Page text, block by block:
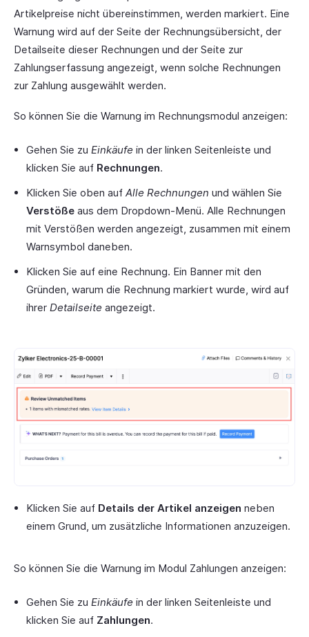
Artikelpreise nicht übereinstimmen, werden markiert. Eine
Warnung wird auf der Seite der Rechnungsübersicht, der
Detailseite dieser Rechnungen und der Seite zur
Zahlungserfassung angezeigt, wenn solche Rechnungen
zur Zahlung ausgewählt werden.
So können Sie die Warnung im Rechnungsmodul anzeigen:
Gehen Sie zu Einkäufe in der linken Seitenleiste und
klicken Sie auf Rechnungen.
Klicken Sie oben auf Alle Rechnungen und wählen Sie
Verstöße aus dem Dropdown-Menü. Alle Rechnungen
mit Verstößen werden angezeigt, zusammen mit einem
Warnsymbol daneben.
Klicken Sie auf eine Rechnung. Ein Banner mit den
Gründen, warum die Rechnung markiert wurde, wird auf
ihrer Detailseite angezeigt.
Klicken Sie auf Details der Artikel anzeigen neben
einem Grund, um zusätzliche Informationen anzuzeigen.
So können Sie die Warnung im Modul Zahlungen anzeigen:
Gehen Sie zu Einkäufe in der linken Seitenleiste und
klicken Sie auf Zahlungen.